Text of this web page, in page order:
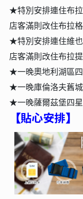
★特別安排連住布拉
店客滿則改住布拉
★特別安排連住維
店客滿則改住布拉
★一晚奧地利湖區四
★一晚庫倫洛夫舊城
★一晚薩爾茲堡四星
【貼心安排】